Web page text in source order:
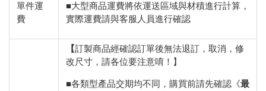
單件運
費
■大型商品運費將依運送區域與材積進行計算，
實際運費請與客服人員進行確認
【訂製商品經確認訂單後無法退訂，取消，修
改尺寸，請各位要注意唷！】
■各類型產品交期均不同，購買前請先確認《最